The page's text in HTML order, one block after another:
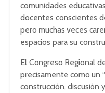
comunidades
docentes conscientes
pero muchas veces
espacios para su
El Congreso Regional
precisamente como un
construcción, discusión